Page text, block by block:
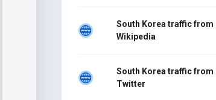
South Korea traffic from
Wikipedia
South Korea traffic from
Twitter